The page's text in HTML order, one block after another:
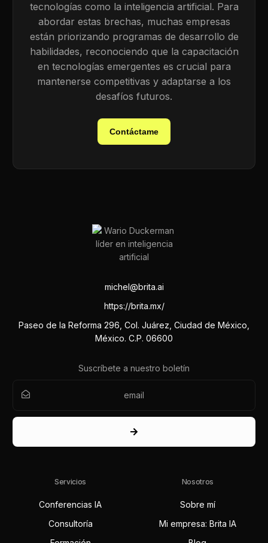
tecnologías como la inteligencia artificial. Para
abordar estas brechas, muchas empresas
están priorizando programas de desarrollo de
habilidades, reconociendo que la capacitación
en tecnologías emergentes es crucial para
mantenerse competitivas y adaptarse a los
desafíos futuros.
Contáctame
michel@brita.ai
https://brita.mx/
Paseo de la Reforma 296, Col. Juárez, Ciudad de México,
México. C.P. 06600
Suscríbete a nuestro boletín
Servicios
Conferencias IA
Consultoría
Nosotros
Sobre mí
Mi empresa: Brita IA